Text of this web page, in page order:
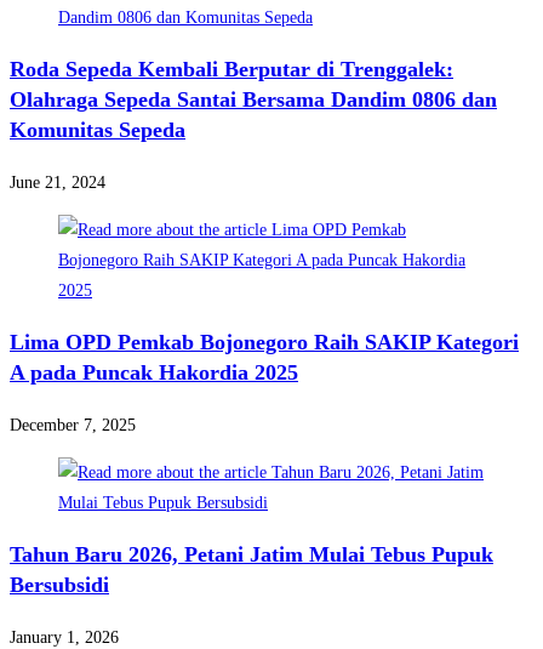
Roda Sepeda Kembali Berputar di Trenggalek:
Olahraga Sepeda Santai Bersama Dandim 0806 dan
Komunitas Sepeda
June 21, 2024
Lima OPD Pemkab Bojonegoro Raih SAKIP Kategori
A pada Puncak Hakordia 2025
December 7, 2025
Tahun Baru 2026, Petani Jatim Mulai Tebus Pupuk
Bersubsidi
January 1, 2026